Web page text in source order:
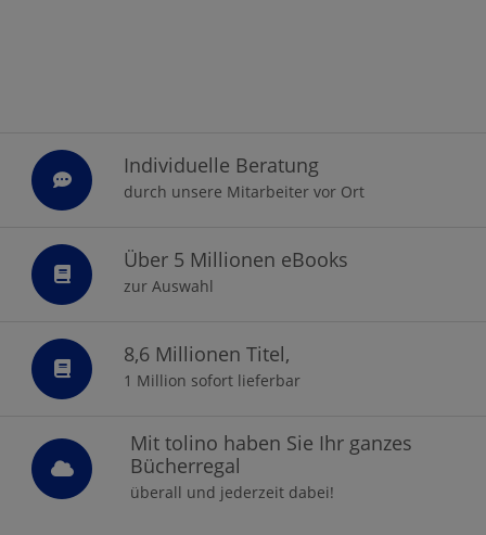
Individuelle Beratung
durch unsere Mitarbeiter vor Ort
Über 5 Millionen eBooks
zur Auswahl
8,6 Millionen Titel,
1 Million sofort lieferbar
Mit tolino haben Sie Ihr ganzes
Bücherregal
überall und jederzeit dabei!